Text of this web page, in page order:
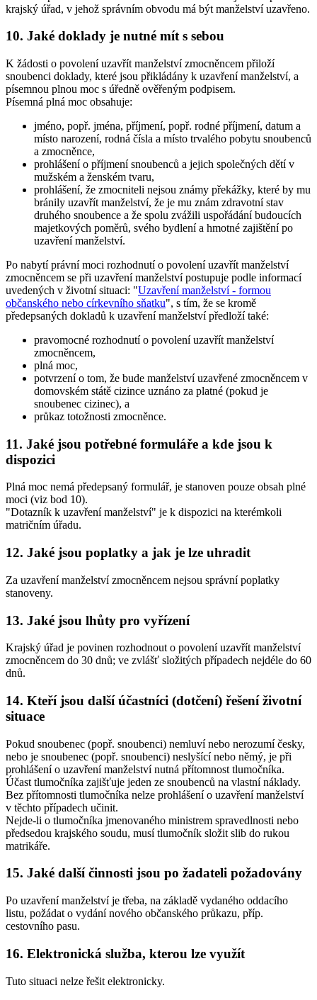
krajský úřad, v jehož správním obvodu má být manželství uzavřeno.
10. Jaké doklady je nutné mít s sebou
K žádosti o povolení uzavřít manželství zmocněncem přiloží
snoubenci doklady, které jsou přikládány k uzavření manželství, a
písemnou plnou moc s úředně ověřeným podpisem.
Písemná plná moc obsahuje:
jméno, popř. jména, příjmení, popř. rodné příjmení, datum a
místo narození, rodná čísla a místo trvalého pobytu snoubenců
a zmocněnce,
prohlášení o příjmení snoubenců a jejich společných dětí v
mužském a ženském tvaru,
prohlášení, že zmocniteli nejsou známy překážky, které by mu
bránily uzavřít manželství, že je mu znám zdravotní stav
druhého snoubence a že spolu zvážili uspořádání budoucích
majetkových poměrů, svého bydlení a hmotné zajištění po
uzavření manželství.
Po nabytí právní moci rozhodnutí o povolení uzavřít manželství
zmocněncem se při uzavření manželství postupuje podle informací
uvedených v životní situaci: "Uzavření manželství - formou
občanského nebo církevního sňatku", s tím, že se kromě
předepsaných dokladů k uzavření manželství předloží také:
pravomocné rozhodnutí o povolení uzavřít manželství
zmocněncem,
plná moc,
potvrzení o tom, že bude manželství uzavřené zmocněncem v
domovském státě cizince uznáno za platné (pokud je
snoubenec cizinec), a
průkaz totožnosti zmocněnce.
11. Jaké jsou potřebné formuláře a kde jsou k
dispozici
Plná moc nemá předepsaný formulář, je stanoven pouze obsah plné
moci (viz bod 10).
"Dotazník k uzavření manželství" je k dispozici na kterémkoli
matričním úřadu.
12. Jaké jsou poplatky a jak je lze uhradit
Za uzavření manželství zmocněncem nejsou správní poplatky
stanoveny.
13. Jaké jsou lhůty pro vyřízení
Krajský úřad je povinen rozhodnout o povolení uzavřít manželství
zmocněncem do 30 dnů; ve zvlášť složitých případech nejdéle do 60
dnů.
14. Kteří jsou další účastníci (dotčení) řešení životní
situace
Pokud snoubenec (popř. snoubenci) nemluví nebo nerozumí česky,
nebo je snoubenec (popř. snoubenci) neslyšící nebo němý, je při
prohlášení o uzavření manželství nutná přítomnost tlumočníka.
Účast tlumočníka zajišťuje jeden ze snoubenců na vlastní náklady.
Bez přítomnosti tlumočníka nelze prohlášení o uzavření manželství
v těchto případech učinit.
Nejde-li o tlumočníka jmenovaného ministrem spravedlnosti nebo
předsedou krajského soudu, musí tlumočník složit slib do rukou
matrikáře.
15. Jaké další činnosti jsou po žadateli požadovány
Po uzavření manželství je třeba, na základě vydaného oddacího
listu, požádat o vydání nového občanského průkazu, příp.
cestovního pasu.
16. Elektronická služba, kterou lze využít
Tuto situaci nelze řešit elektronicky.